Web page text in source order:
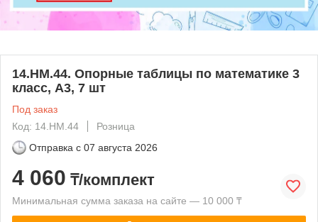
14.НМ.44. Опорные таблицы по математике 3
класс, А3, 7 шт
Под заказ
Код: 14.НМ.44
Розница
Отправка с 07 августа 2026
4 060 ₸/комплект
Минимальная сумма заказа на сайте — 10 000 ₸